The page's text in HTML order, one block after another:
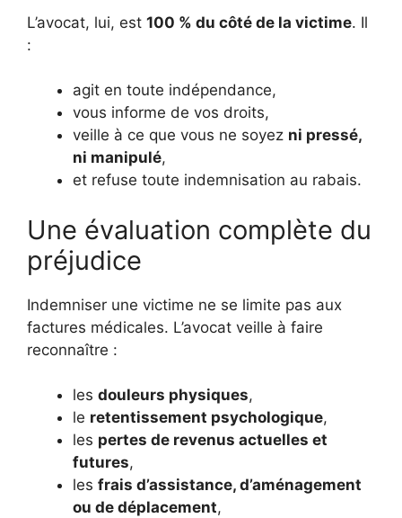
L’avocat, lui, est 100 % du côté de la victime. Il
:
agit en toute indépendance,
vous informe de vos droits,
veille à ce que vous ne soyez ni pressé,
ni manipulé,
et refuse toute indemnisation au rabais.
Une évaluation complète du
préjudice
Indemniser une victime ne se limite pas aux
factures médicales. L’avocat veille à faire
reconnaître :
les douleurs physiques,
le retentissement psychologique,
les pertes de revenus actuelles et
futures,
les frais d’assistance, d’aménagement
ou de déplacement,